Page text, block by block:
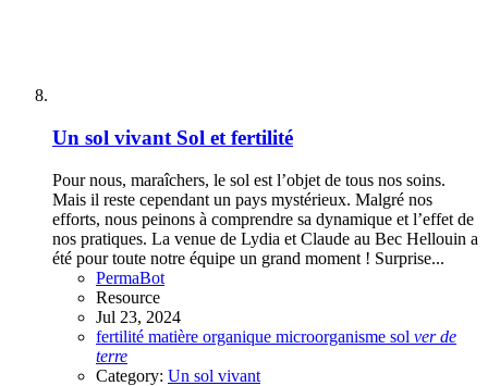
Un sol vivant Sol et fertilité
Pour nous, maraîchers, le sol est l’objet de tous nos soins.
Mais il reste cependant un pays mystérieux. Malgré nos
efforts, nous peinons à comprendre sa dynamique et l’effet de
nos pratiques. La venue de Lydia et Claude au Bec Hellouin a
été pour toute notre équipe un grand moment ! Surprise...
PermaBot
Resource
Jul 23, 2024
fertilité matière organique microorganisme sol ver de
terre
Category: Un sol vivant